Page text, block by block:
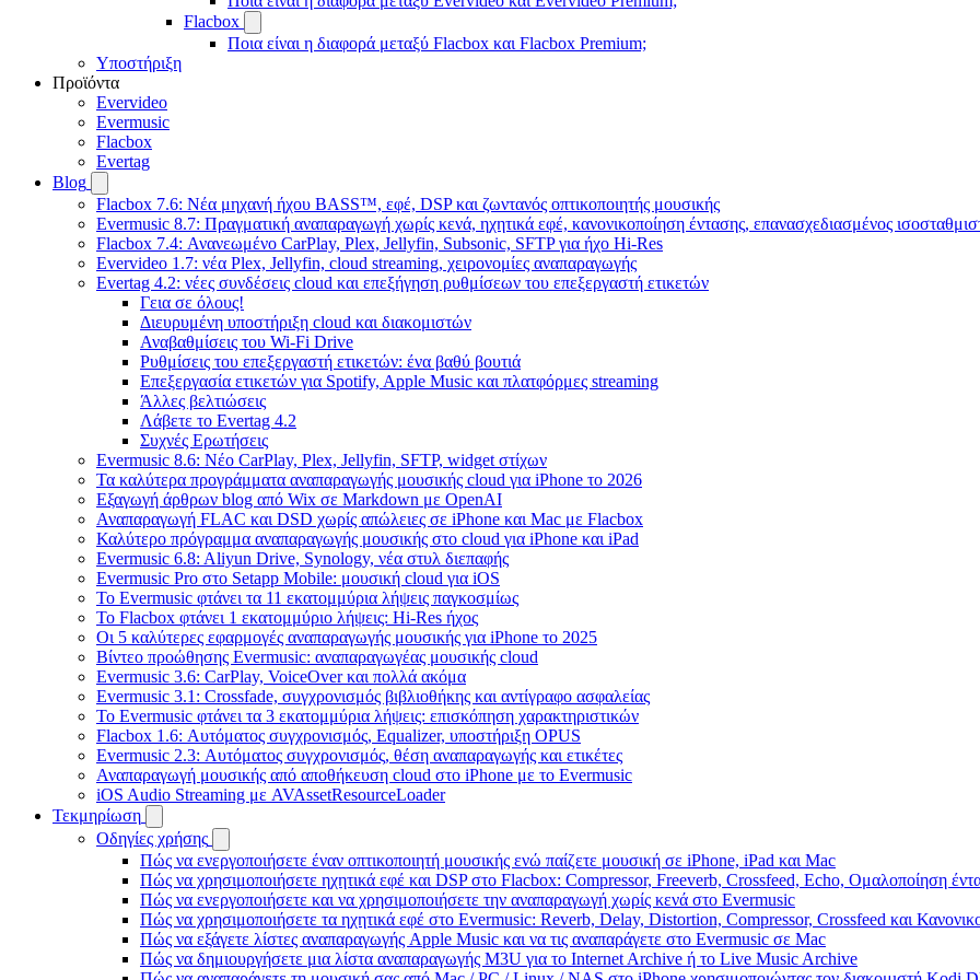
Flacbox
Ποια είναι η διαφορά μεταξύ Flacbox και Flacbox Premium;
Υποστήριξη
Προϊόντα
Evervideo
Evermusic
Flacbox
Evertag
Blog
Flacbox 7.6: Νέα μηχανή ήχου BASS™, εφέ, DSP και ζωντανός οπτικοποιητής μουσικής
Evermusic 8.7: Πραγματική αναπαραγωγή χωρίς κενά, ηχητικά εφέ, κανονικοποίηση έντασης, επανασχεδιασμένος
Flacbox 7.4: Ανανεωμένο CarPlay, Plex, Jellyfin, Subsonic, SFTP για ήχο Hi-Res
Evervideo 1.7: νέα Plex, Jellyfin, cloud streaming, χειρονομίες αναπαραγωγής
Evertag 4.2: νέες συνδέσεις cloud και επεξήγηση ρυθμίσεων του επεξεργαστή ετικετών
Γεια σε όλους!
Διευρυμένη υποστήριξη cloud και διακομιστών
Αναβαθμίσεις του Wi-Fi Drive
Ρυθμίσεις του επεξεργαστή ετικετών: ένα βαθύ βουτιά
Επεξεργασία ετικετών για Spotify, Apple Music και πλατφόρμες streaming
Άλλες βελτιώσεις
Λάβετε το Evertag 4.2
Συχνές Ερωτήσεις
Evermusic 8.6: Νέο CarPlay, Plex, Jellyfin, SFTP, widget στίχων
Τα καλύτερα προγράμματα αναπαραγωγής μουσικής cloud για iPhone το 2026
Εξαγωγή άρθρων blog από Wix σε Markdown με OpenAI
Αναπαραγωγή FLAC και DSD χωρίς απώλειες σε iPhone και Mac με Flacbox
Καλύτερο πρόγραμμα αναπαραγωγής μουσικής στο cloud για iPhone και iPad
Evermusic 6.8: Aliyun Drive, Synology, νέα στυλ διεπαφής
Evermusic Pro στο Setapp Mobile: μουσική cloud για iOS
Το Evermusic φτάνει τα 11 εκατομμύρια λήψεις παγκοσμίως
Το Flacbox φτάνει 1 εκατομμύριο λήψεις: Hi-Res ήχος
Οι 5 καλύτερες εφαρμογές αναπαραγωγής μουσικής για iPhone το 2025
Βίντεο προώθησης Evermusic: αναπαραγωγέας μουσικής cloud
Evermusic 3.6: CarPlay, VoiceOver και πολλά ακόμα
Evermusic 3.1: Crossfade, συγχρονισμός βιβλιοθήκης και αντίγραφο ασφαλείας
Το Evermusic φτάνει τα 3 εκατομμύρια λήψεις: επισκόπηση χαρακτηριστικών
Flacbox 1.6: Αυτόματος συγχρονισμός, Equalizer, υποστήριξη OPUS
Evermusic 2.3: Αυτόματος συγχρονισμός, θέση αναπαραγωγής και ετικέτες
Αναπαραγωγή μουσικής από αποθήκευση cloud στο iPhone με το Evermusic
iOS Audio Streaming με AVAssetResourceLoader
Τεκμηρίωση
Οδηγίες χρήσης
Πώς να ενεργοποιήσετε έναν οπτικοποιητή μουσικής ενώ παίζετε μουσική σε iPhone, iPad και Mac
Πώς να χρησιμοποιήσετε ηχητικά εφέ και DSP στο Flacbox: Compressor, Freeverb, Crossfeed, Echo, Ομαλοποίηση
Πώς να ενεργοποιήσετε και να χρησιμοποιήσετε την αναπαραγωγή χωρίς κενά στο Evermusic
Πώς να χρησιμοποιήσετε τα ηχητικά εφέ στο Evermusic: Reverb, Delay, Distortion, Compressor, Crossfeed και
Πώς να εξάγετε λίστες αναπαραγωγής Apple Music και να τις αναπαράγετε στο Evermusic σε Mac
Πώς να δημιουργήσετε μια λίστα αναπαραγωγής M3U για το Internet Archive ή το Live Music Archive